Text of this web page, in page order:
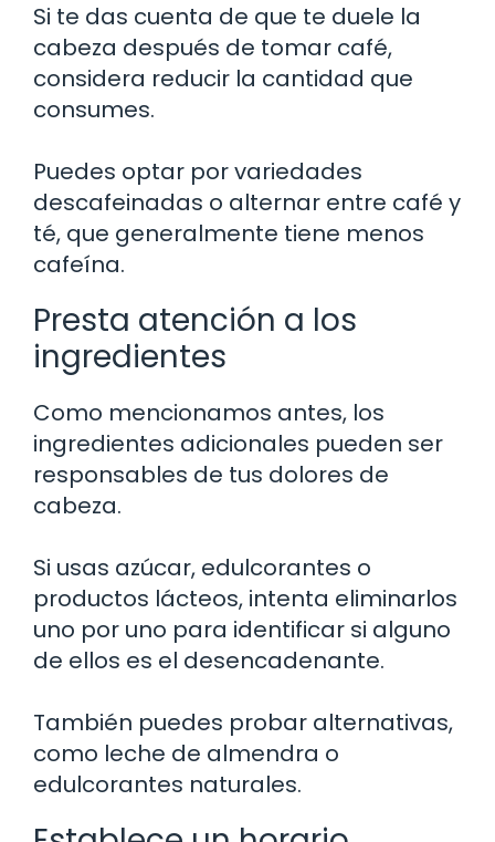
Si te das cuenta de que te duele la
cabeza después de tomar café,
considera reducir la cantidad que
consumes.
Puedes optar por variedades
descafeinadas o alternar entre café y
té, que generalmente tiene menos
cafeína.
Presta atención a los
ingredientes
Como mencionamos antes, los
ingredientes adicionales pueden ser
responsables de tus dolores de
cabeza.
Si usas azúcar, edulcorantes o
productos lácteos, intenta eliminarlos
uno por uno para identificar si alguno
de ellos es el desencadenante.
También puedes probar alternativas,
como leche de almendra o
edulcorantes naturales.